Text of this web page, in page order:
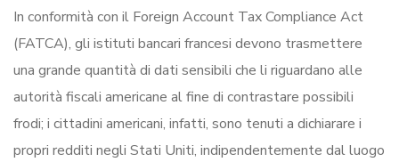
In conformità con il Foreign Account Tax Compliance Act
(FATCA), gli istituti bancari francesi devono trasmettere
una grande quantità di dati sensibili che li riguardano alle
autorità fiscali americane al fine di contrastare possibili
frodi; i cittadini americani, infatti, sono tenuti a dichiarare i
propri redditi negli Stati Uniti, indipendentemente dal luogo